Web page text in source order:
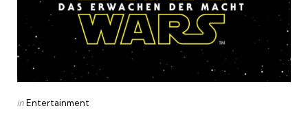
Posted
inEntertainment